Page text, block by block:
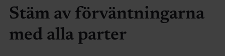
Stäm av förväntningarna
med alla parter